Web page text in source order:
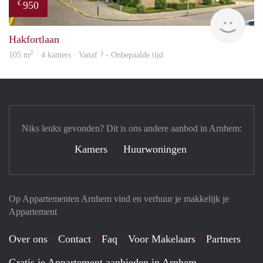
€ 950
Hakfortlaan
105 m2 · 4 kamers · Vanaf ? - Onbepaalde tijd
Op Appartementen Arnhem vind en verhuur je makkelijk je
Appartement
Over ons Contact Faq Voor Makelaars
Partners
Niks leuks gevonden? Dit is ons andere aanbod in Arnhem:
Kamers Huurwoningen